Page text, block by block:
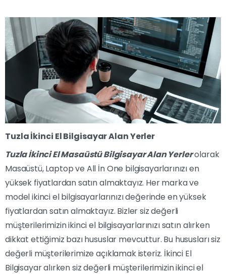
Tuzla İkinci El Bilgisayar Alan Yerler
Tuzla İkinci El Masaüstü Bilgisayar Alan Yerlerolarak
Masaüstü, Laptop ve All İn One bilgisayarlarınızı en
yüksek fiyatlardan satın almaktayız. Her marka ve
model ikinci el bilgisayarlarınızı değerinde en yüksek
fiyatlardan satın almaktayız. Bizler siz değerli
müşterilerimizin ikinci el bilgisayarlarınızı satın alırken
dikkat ettiğimiz bazı hususlar mevcuttur. Bu hususları siz
değerli müşterilerimize açıklamak isteriz. İkinci El
Bilgisayar alırken siz değerli müşterilerimizin ikinci el